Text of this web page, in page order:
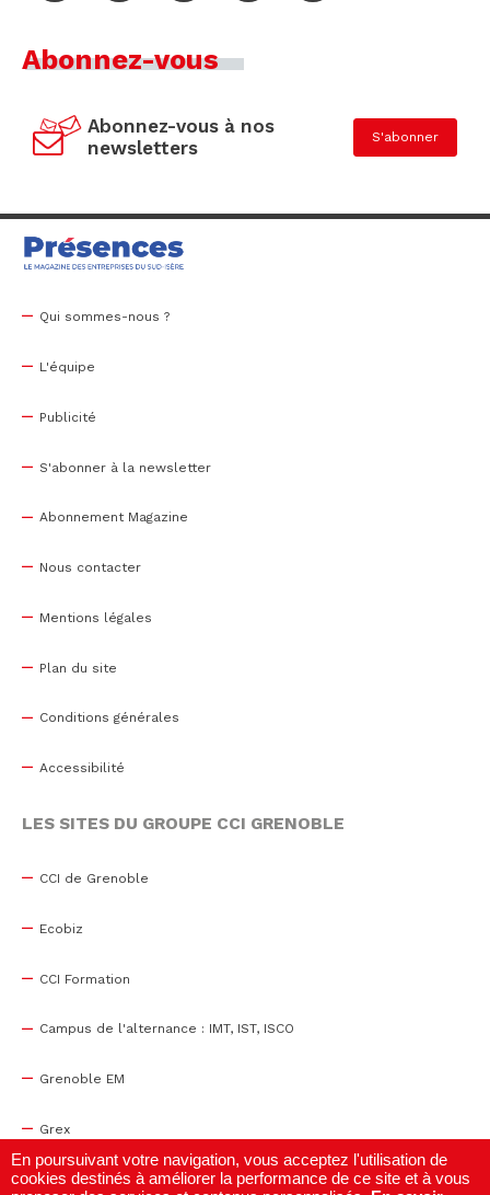
Abonnez-vous
Abonnez-vous à nos
newsletters
S'abonner
Qui sommes-nous ?
L'équipe
Publicité
S'abonner à la newsletter
Abonnement Magazine
Nous contacter
Mentions légales
Plan du site
Conditions générales
Accessibilité
LES SITES DU GROUPE CCI GRENOBLE
CCI de Grenoble
Ecobiz
CCI Formation
Campus de l'alternance : IMT, IST, ISCO
Grenoble EM
Grex
WTC Grenoble
En poursuivant votre navigation, vous acceptez l'utilisation de
cookies destinés à améliorer la performance de ce site et à vous